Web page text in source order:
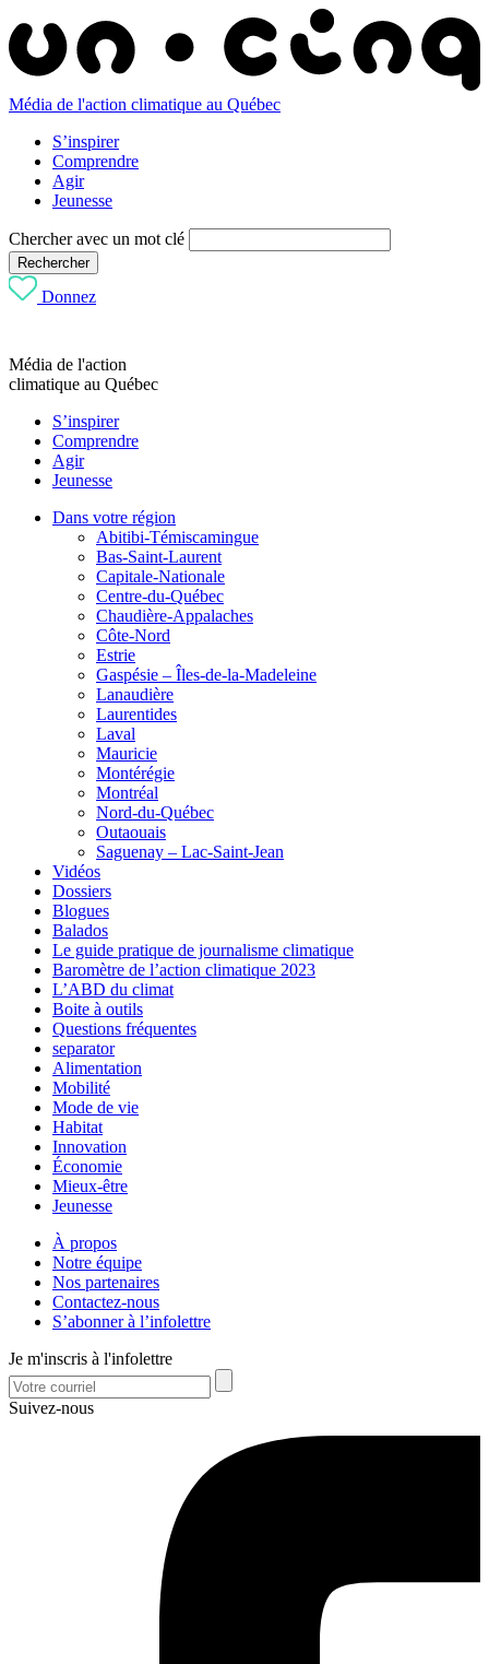
Média de l'action climatique au Québec
S’inspirer
Comprendre
Agir
Jeunesse
Chercher avec un mot clé
Rechercher
Donnez
Média de l'action
climatique au Québec
S’inspirer
Comprendre
Agir
Jeunesse
Dans votre région
Abitibi-Témiscamingue
Bas-Saint-Laurent
Capitale-Nationale
Centre-du-Québec
Chaudière-Appalaches
Côte-Nord
Estrie
Gaspésie – Îles-de-la-Madeleine
Lanaudière
Laurentides
Laval
Mauricie
Montérégie
Montréal
Nord-du-Québec
Outaouais
Saguenay – Lac-Saint-Jean
Vidéos
Dossiers
Blogues
Balados
Le guide pratique de journalisme climatique
Baromètre de l’action climatique 2023
L’ABD du climat
Boite à outils
Questions fréquentes
separator
Alimentation
Mobilité
Mode de vie
Habitat
Innovation
Économie
Mieux-être
Jeunesse
À propos
Notre équipe
Nos partenaires
Contactez-nous
S’abonner à l’infolettre
Je m'inscris à l'infolettre
Suivez-nous